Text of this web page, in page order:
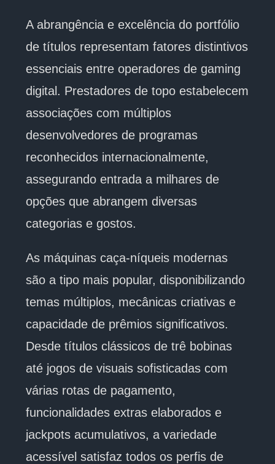
A abrangência e excelência do portfólio
de títulos representam fatores distintivos
essenciais entre operadores de gaming
digital. Prestadores de topo estabelecem
associações com múltiplos
desenvolvedores de programas
reconhecidos internacionalmente,
assegurando entrada a milhares de
opções que abrangem diversas
categorias e gostos.
As máquinas caça-níqueis modernas
são a tipo mais popular, disponibilizando
temas múltiplos, mecânicas criativas e
capacidade de prêmios significativos.
Desde títulos clássicos de trê bobinas
até jogos de visuais sofisticadas com
várias rotas de pagamento,
funcionalidades extras elaborados e
jackpots acumulativos, a variedade
acessível satisfaz todos os perfis de